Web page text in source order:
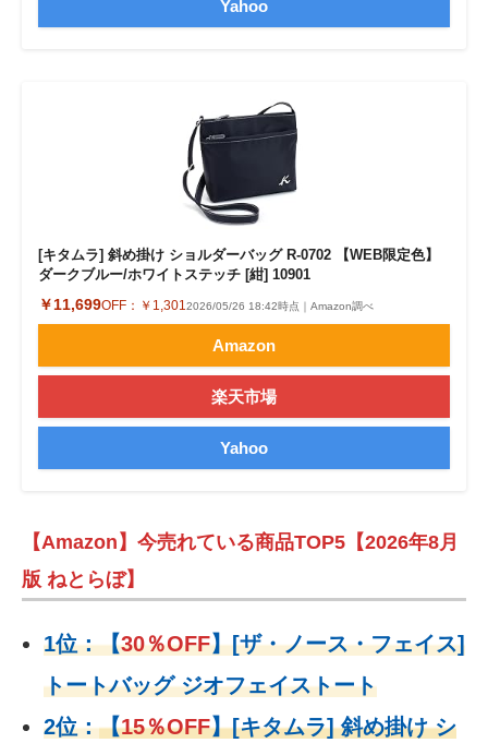
Yahoo
[キタムラ] 斜め掛け ショルダーバッグ R-0702 【WEB限定色】
ダークブルー/ホワイトステッチ [紺] 10901
￥11,699OFF： ￥1,3012026/05/26 18:42時点｜Amazon調べ
Amazon
楽天市場
Yahoo
【Amazon】今売れている商品TOP5【2026年8月
版 ねとらぼ】
1位：【30％OFF】[ザ・ノース・フェイス]
トートバッグ ジオフェイストート
2位：【15％OFF】[キタムラ] 斜め掛け シ